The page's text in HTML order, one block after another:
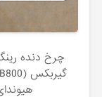
چرخ دنده